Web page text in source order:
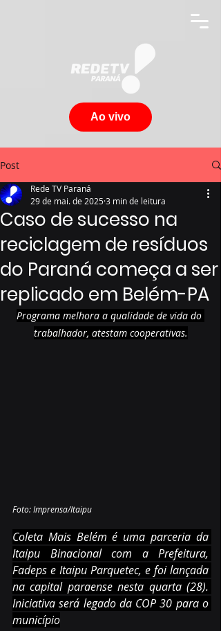
Ao vivo
Post
Caso de sucesso na
reciclagem de resíduos
do Paraná começa a ser
replicado em Belém-PA
Rede TV Paraná
29 de mai. de 20253 min de leitura
Programa melhora a qualidade de vida do
trabalhador, atestam cooperativas.
Foto: Imprensa/Itaipu
Coleta Mais Belém é uma parceria da
Itaipu Binacional com a Prefeitura,
Fadeps e Itaipu Parquetec, e foi lançada
na capital paraense nesta quarta (28).
Iniciativa será legado da COP 30 para o
município